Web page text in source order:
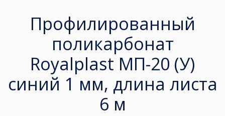
Профилированный
поликарбонат
Royalplast МП-20 (У)
синий 1 мм, длина листа
6 м